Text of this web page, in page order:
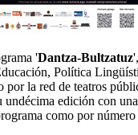
'Dantza-Bultzatuz
Política
por la red de teatros
undécima edición con
como por